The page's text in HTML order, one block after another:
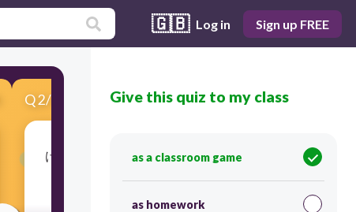
🇬🇧 Log in Sign up FREE
Q2/12 Score 0
けんこうのために、（ ）たくさん
Give this quiz to my class
as a classroom game
as homework